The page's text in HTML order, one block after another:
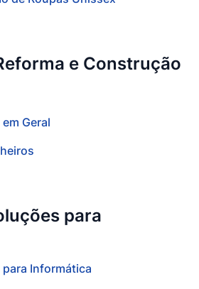
e Construção
Geral
para
Informática